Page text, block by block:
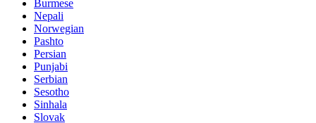
Burmese
Nepali
Norwegian
Pashto
Persian
Punjabi
Serbian
Sesotho
Sinhala
Slovak